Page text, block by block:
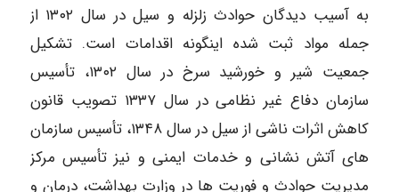
به آسیب دیدگان حوادث زلزله و سیل در سال ۱۳۰۲ از
جمله مواد ثبت شده اینگونه اقدامات است. تشکیل
جمعیت شیر و خورشید سرخ در سال ۱۳۰۲، تأسیس
سازمان دفاع غیر نظامی در سال ۱۳۳۷ تصویب قانون
کاهش اثرات ناشی از سیل در سال ۱۳۴۸، تأسیس سازمان
های آتش نشانی و خدمات ایمنی و نیز تأسیس مرکز
مدیریت حوادث و فوریت ها در وزارت بهداشت، درمان و